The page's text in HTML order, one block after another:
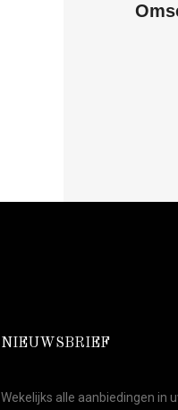
NIEUWSBRIEF
Wekelijks alle aanbiedingen in